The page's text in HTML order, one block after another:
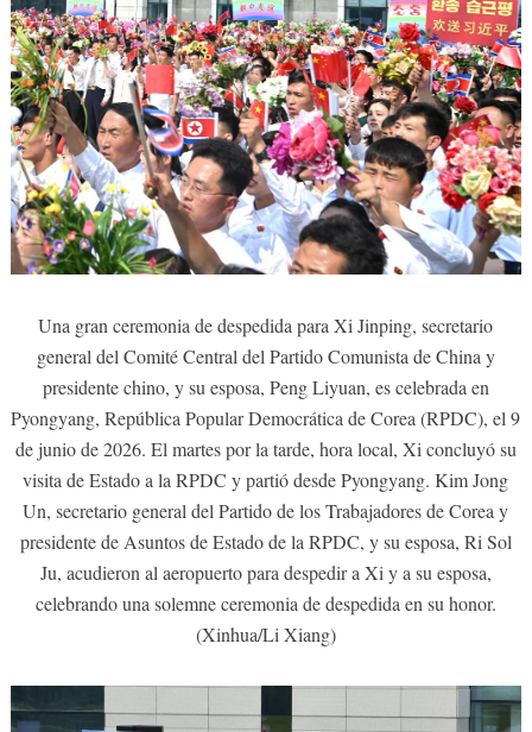
Una gran ceremonia de despedida para Xi Jinping, secretario
general del Comité Central del Partido Comunista de China y
presidente chino, y su esposa, Peng Liyuan, es celebrada en
Pyongyang, República Popular Democrática de Corea (RPDC), el 9
de junio de 2026. El martes por la tarde, hora local, Xi concluyó su
visita de Estado a la RPDC y partió desde Pyongyang. Kim Jong
Un, secretario general del Partido de los Trabajadores de Corea y
presidente de Asuntos de Estado de la RPDC, y su esposa, Ri Sol
Ju, acudieron al aeropuerto para despedir a Xi y a su esposa,
celebrando una solemne ceremonia de despedida en su honor.
(Xinhua/Li Xiang)